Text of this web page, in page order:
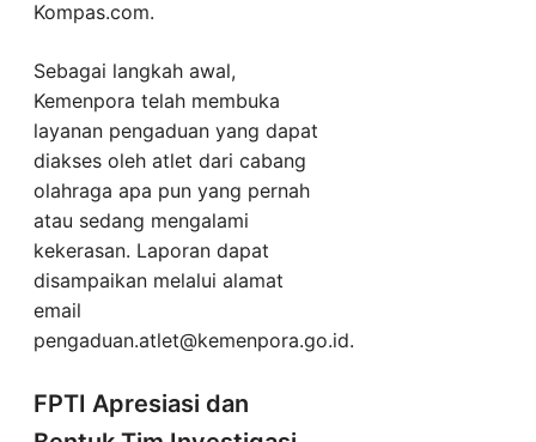
Kompas.com.
Sebagai langkah awal,
Kemenpora telah membuka
layanan pengaduan yang dapat
diakses oleh atlet dari cabang
olahraga apa pun yang pernah
atau sedang mengalami
kekerasan. Laporan dapat
disampaikan melalui alamat
email
pengaduan.atlet@kemenpora.go.id.
FPTI Apresiasi dan